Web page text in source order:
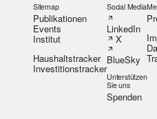
Sitemap
Publikationen
Events
Institut
Haushaltstracker
Investitionstracker
Social Media
LinkedIn
X
BlueSky
Unterstützen
Sie uns
Spenden